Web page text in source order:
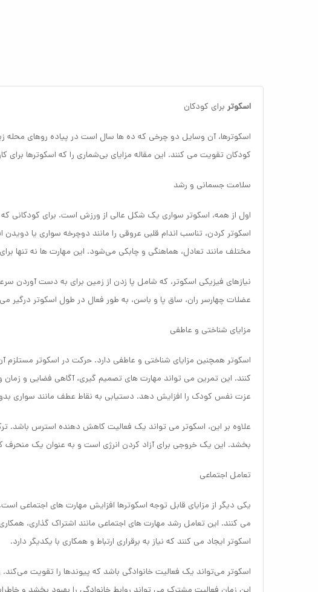
اسکوتر برای کودکان
اسکوترها، آن وسایل دو چرخی که ده ها سال است در پیاده روهای محله
کودکان تقویت می کنند. این مقاله مزایای بی‌شماری را که اسکوترها
سلامت جسمانی و رشد
اول از همه، اسکوتر سواری یک شکل عالی از ورزش است. برای کودکانی که
اسکوتر کردن، تناسب اندام قلبی عروقی را مانند دوچرخه سواری یا
مختلف مانند تعادل، هماهنگی و چابکی می‌شود. این مهارت ها نه تنها
نیازهای فیزیکی اسکوتر، که شامل پا زدن از زمین برای به دست
عضلات چهارسر ران، ساق پا و باسن، به طور فعال در طول اسکوتر
مزایای شناختی و عاطفی
اسکوتر همچنین مزایای شناختی و عاطفی دارد. حرکت در اسکوتر
کنند. این تمرین می تواند مهارت های تصمیم گیری، آگاهی فضایی و
عزت نفس کودک را افزایش دهد. دستیابی به نقاط عطف مانند سواری
علاوه بر این، اسکوتر می تواند یک فعالیت کاهش دهنده استرس باشد.
بخشد. این یک خروجی برای آزاد کردن انرژی است و به عنوان یک منحرف
تعامل اجتماعی
یکی دیگر از مزایای قابل توجه اسکوترها افزایش مهارت های اجتماعی
می کنند. این تعامل رشد مهارت های اجتماعی مانند اشتراک گذاری،
اسکوتر ایجاد می کنند که نیاز به برقراری ارتباط و همکاری با یکدیگر دارد.
اسکوتر می‌تواند یک فعالیت خانوادگی باشد که پیوندها را تقویت می‌کند.